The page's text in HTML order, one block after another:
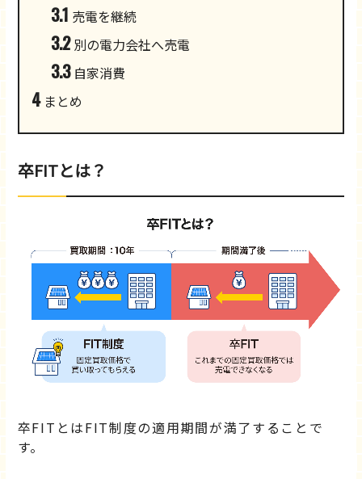
3.1 売電を継続
3.2別の電力会社へ売電
3.3自家消費
4まとめ
卒FITとは？
卒FITとはFIT制度の適用期間が満了することで
す。